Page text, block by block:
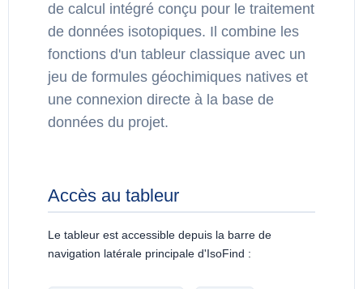
de calcul intégré conçu pour le traitement
de données isotopiques. Il combine les
fonctions d'un tableur classique avec un
jeu de formules géochimiques natives et
une connexion directe à la base de
données du projet.
Accès au tableur
Le tableur est accessible depuis la barre de
navigation latérale principale d'IsoFind :